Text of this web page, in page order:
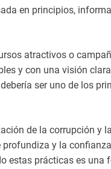
en principios,
atractivos o
y con una visión
ser uno de los
de la corrupción y
y la
estas prácticas es una